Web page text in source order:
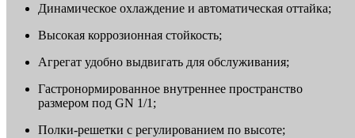
Динамическое охлаждение и автоматическая оттайка;
Высокая коррозионная стойкость;
Агрегат удобно выдвигать для обслуживания;
Гастронормированное внутреннее пространство
размером под GN 1/1;
Полки-решетки с регулированием по высоте;